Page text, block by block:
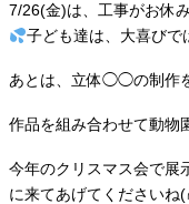
7/26(金)は、工事がお休
子ども達は、大喜びで
あとは、立体◯◯の制作
作品を組み合わせて動物
今年のクリスマス会で展
に来てあげてくださいね